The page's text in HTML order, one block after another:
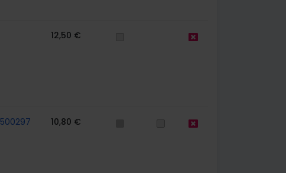
12,50 €
500297 10,80 €